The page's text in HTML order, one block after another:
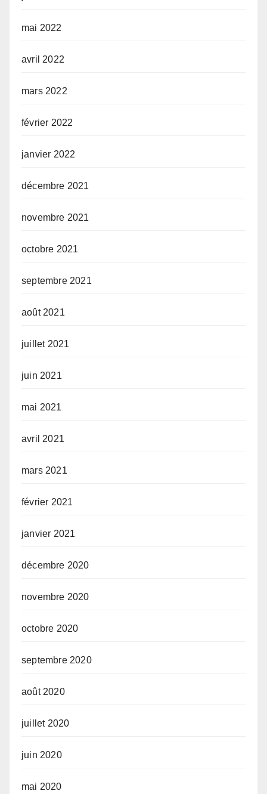
mai 2022
avril 2022
mars 2022
février 2022
janvier 2022
décembre 2021
novembre 2021
octobre 2021
septembre 2021
août 2021
juillet 2021
juin 2021
mai 2021
avril 2021
mars 2021
février 2021
janvier 2021
décembre 2020
novembre 2020
octobre 2020
septembre 2020
août 2020
juillet 2020
juin 2020
mai 2020